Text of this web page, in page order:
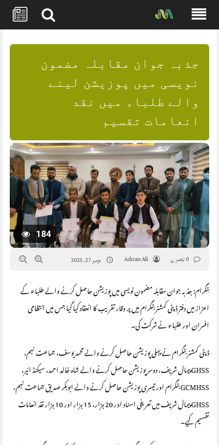
content
جذبہ جوان مقابلہ مضمون
نویسی میں پوزیشن لینے
والے طلباء میں نقد
انعامات تقسیم
184
Adnan Ali نومبر 27, 2025
بٹگرام: جذبہ جوان مقابلہ مضمون نویسی میں پوزیشن حاصل کرنے والے طلباء کے
اعزاز میں دفتر ڈپٹی کمشنر بٹگرام میں پر وقار تقریب کا انعقاد کیا گیا جس میں انتظامی
افسران اور طلباء نے شرکت کی۔
ڈپٹی کمشنر بٹگرام نے پہلی پوزیشن حاصل کرنے والے محمد یوسف، جماعت نہم،
GHSS پیمال شریف، دوسر پوزیشن حاصل کرنے والے شاہ خالد احمد، سیکنڈ ائیر،
GCMHSS بٹگرام اور تیسری پوزیشن حاصل کرنے والے ابوبکر صدیق جماعت نہم،
GHSS پیمال شریف میں تعریفی اسناد اور 20 ہزار، 15 ہزار اور 10 ہزار نقد انعامات
تقسیم کیے۔